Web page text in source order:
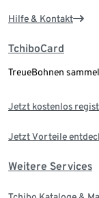
Hilfe & Kontakt
TchiboCard
TreueBohnen
Jetzt kostenlos
Jetzt Vorteile
Weitere Services